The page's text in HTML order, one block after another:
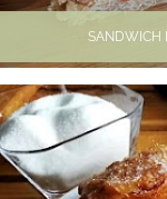
SANDWICH